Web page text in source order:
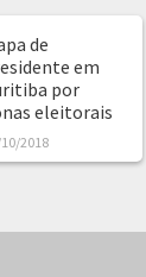
de
em
por
eleitorais
2018